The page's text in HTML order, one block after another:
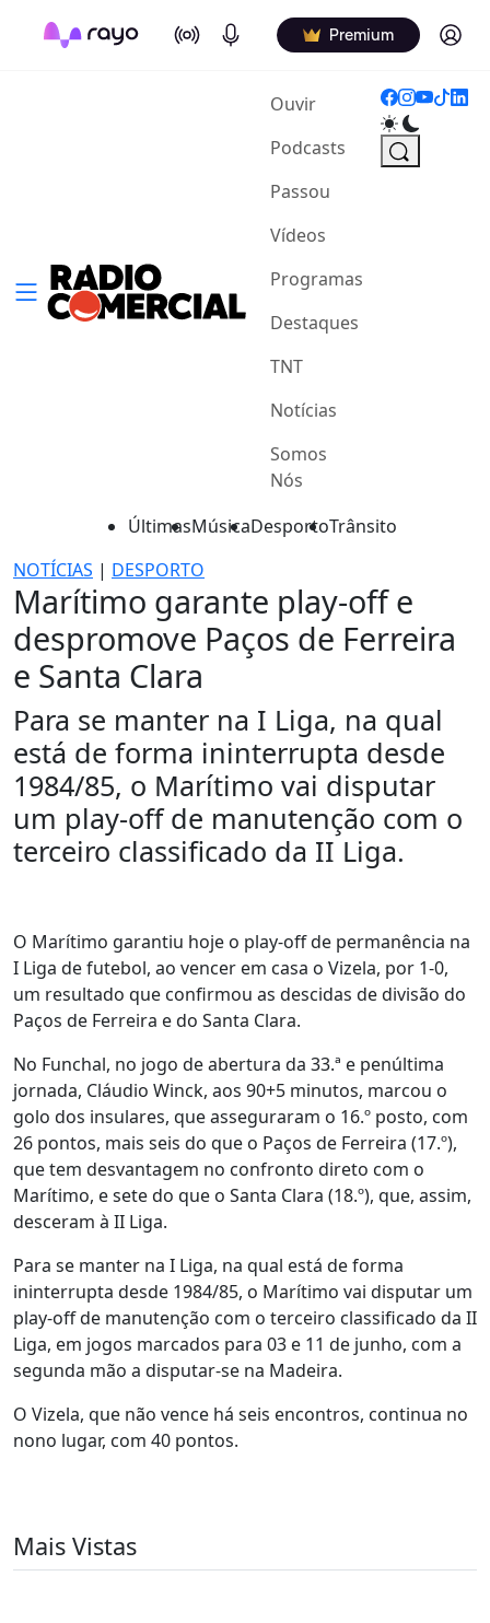
On Air Podcasts Premium Log in
Ouvir(current)
Podcasts
Passou
Vídeos
Programas
Destaques
TNT
Notícias
Somos
Nós
ÚltimasMúsicaDesportoTrânsito
NOTÍCIAS | DESPORTO
Marítimo garante play-off e
despromove Paços de Ferreira
e Santa Clara
Para se manter na I Liga, na qual
está de forma ininterrupta desde
1984/85, o Marítimo vai disputar
um play-off de manutenção com o
terceiro classificado da II Liga.
O Marítimo garantiu hoje o play-off de permanência na
I Liga de futebol, ao vencer em casa o Vizela, por 1-0,
um resultado que confirmou as descidas de divisão do
Paços de Ferreira e do Santa Clara.
No Funchal, no jogo de abertura da 33.ª e penúltima
jornada, Cláudio Winck, aos 90+5 minutos, marcou o
golo dos insulares, que asseguraram o 16.º posto, com
26 pontos, mais seis do que o Paços de Ferreira (17.º),
que tem desvantagem no confronto direto com o
Marítimo, e sete do que o Santa Clara (18.º), que, assim,
desceram à II Liga.
Para se manter na I Liga, na qual está de forma
ininterrupta desde 1984/85, o Marítimo vai disputar um
play-off de manutenção com o terceiro classificado da II
Liga, em jogos marcados para 03 e 11 de junho, com a
segunda mão a disputar-se na Madeira.
O Vizela, que não vence há seis encontros, continua no
nono lugar, com 40 pontos.
Mais Vistas